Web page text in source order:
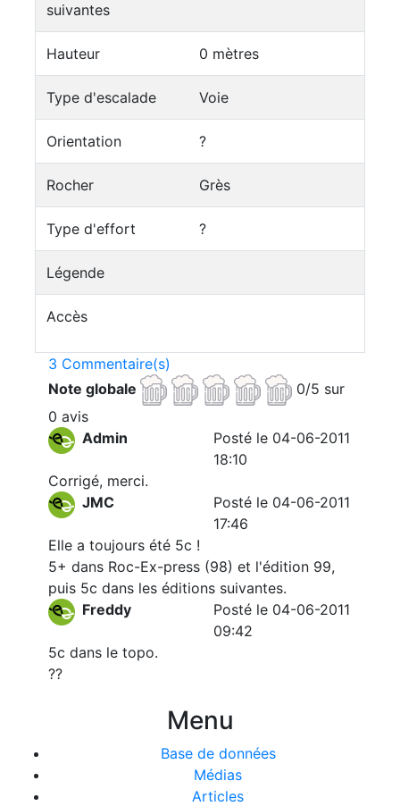
suivantes
Hauteur 0 mètres
Type d'escalade Voie
Orientation ?
Rocher Grès
Type d'effort ?
Légende
Accès
3 Commentaire(s)
Note globale
0/5 sur
0 avis
Admin
Posté le 04-06-2011
18:10
Corrigé, merci.
JMC
Posté le 04-06-2011
17:46
Elle a toujours été 5c !
5+ dans Roc-Ex-press (98) et l'édition 99,
puis 5c dans les éditions suivantes.
Freddy
Posté le 04-06-2011
09:42
5c dans le topo.
??
Menu
Base de données
Médias
Articles